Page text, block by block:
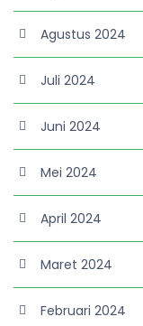
Agustus 2024
Juli 2024
Juni 2024
Mei 2024
April 2024
Maret 2024
Februari 2024